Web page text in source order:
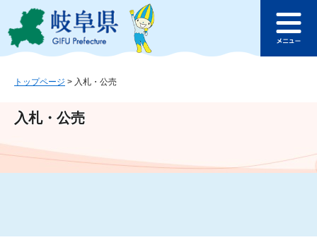
ジ
ュ
文
このページの本文へ
ュ
トップページ > 入札・公売
入札・公売